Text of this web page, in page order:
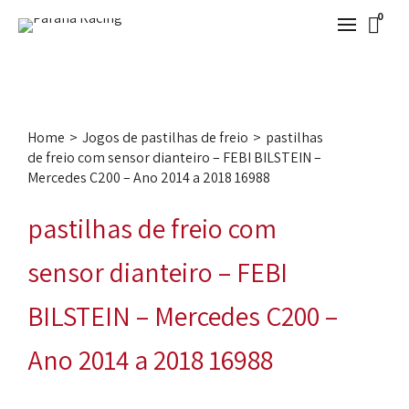
0
Home > Jogos de pastilhas de freio > pastilhas
de freio com sensor dianteiro – FEBI BILSTEIN –
Mercedes C200 – Ano 2014 a 2018 16988
pastilhas de freio com
sensor dianteiro – FEBI
BILSTEIN – Mercedes C200 –
Ano 2014 a 2018 16988